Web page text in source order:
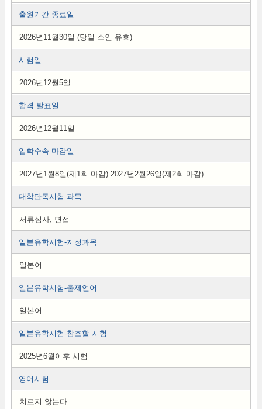
출원기간 종료일
2026년11월30일 (당일 소인 유효)
시험일
2026년12월5일
합격 발표일
2026년12월11일
입학수속 마감일
2027년1월8일(제1회 마감) 2027년2월26일(제2회 마감)
대학단독시험 과목
서류심사, 면접
일본유학시험-지정과목
일본어
일본유학시험-출제언어
일본어
일본유학시험-참조할 시험
2025년6월이후 시험
영어시험
치르지 않는다